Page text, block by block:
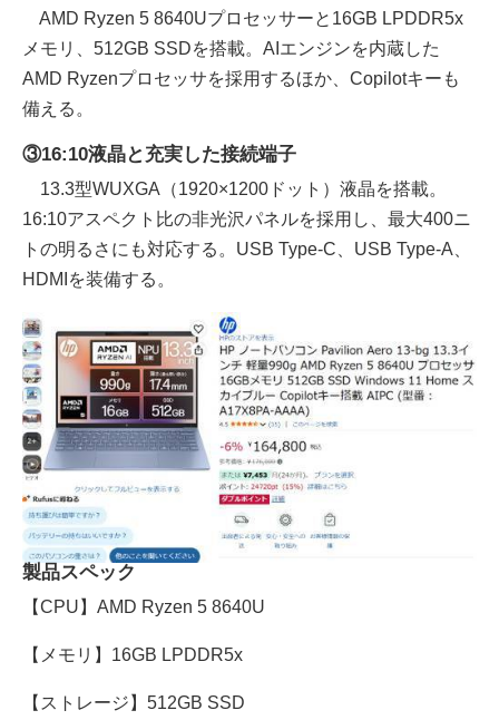
AMD Ryzen 5 8640Uプロセッサーと16GB LPDDR5x
メモリ、512GB SSDを搭載。AIエンジンを内蔵した
AMD Ryzenプロセッサを採用するほか、Copilotキーも
備える。
③16:10液晶と充実した接続端子
13.3型WUXGA（1920×1200ドット）液晶を搭載。
16:10アスペクト比の非光沢パネルを採用し、最大400ニ
トの明るさにも対応する。USB Type-C、USB Type-A、
HDMIを装備する。
製品スペック
【CPU】AMD Ryzen 5 8640U
【メモリ】16GB LPDDR5x
【ストレージ】512GB SSD